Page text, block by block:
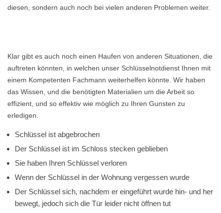
diesen, sondern auch noch bei vielen anderen Problemen weiter.
Klar gibt es auch noch einen Haufen von anderen Situationen, die
auftreten könnten, in welchen unser Schlüsselnotdienst Ihnen mit
einem Kompetenten Fachmann weiterhelfen könnte. Wir haben
das Wissen, und die benötigten Materialien um die Arbeit so
effizient, und so effektiv wie möglich zu Ihren Gunsten zu
erledigen.
Schlüssel ist abgebrochen
Der Schlüssel ist im Schloss stecken geblieben
Sie haben Ihren Schlüssel verloren
Wenn der Schlüssel in der Wohnung vergessen wurde
Der Schlüssel sich, nachdem er eingeführt wurde hin- und her
bewegt, jedoch sich die Tür leider nicht öffnen tut